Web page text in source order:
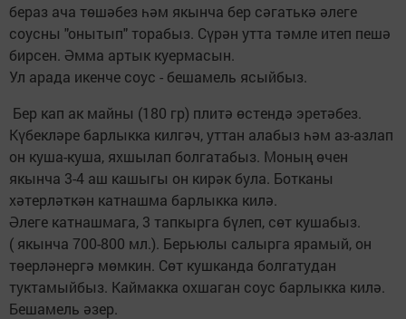
бераз ача төшәбез һәм якынча бер сәгатькә әлеге
соусны "онытып" торабыз. Сүрән утта тәмле итеп пешә
бирсен. Әмма артык куермасын.
Ул арада икенче соус - бешамель ясыйбыз.
Бер кап ак майны (180 гр) плитә өстендә эретәбез.
Күбекләре барлыкка килгәч, уттан алабыз һәм аз-азлап
он куша-куша, яхшылап болгатабыз. Моның өчен
якынча 3-4 аш кашыгы он кирәк була. Ботканы
хәтерләткән катнашма барлыкка килә.
Әлеге катнашмага, 3 тапкырга бүлеп, сөт кушабыз.
( якынча 700-800 мл.). Берьюлы салырга ярамый, он
төерләнергә мөмкин. Сөт кушканда болгатудан
туктамыйбыз. Каймакка охшаган соус барлыкка килә.
Бешамель әзер.